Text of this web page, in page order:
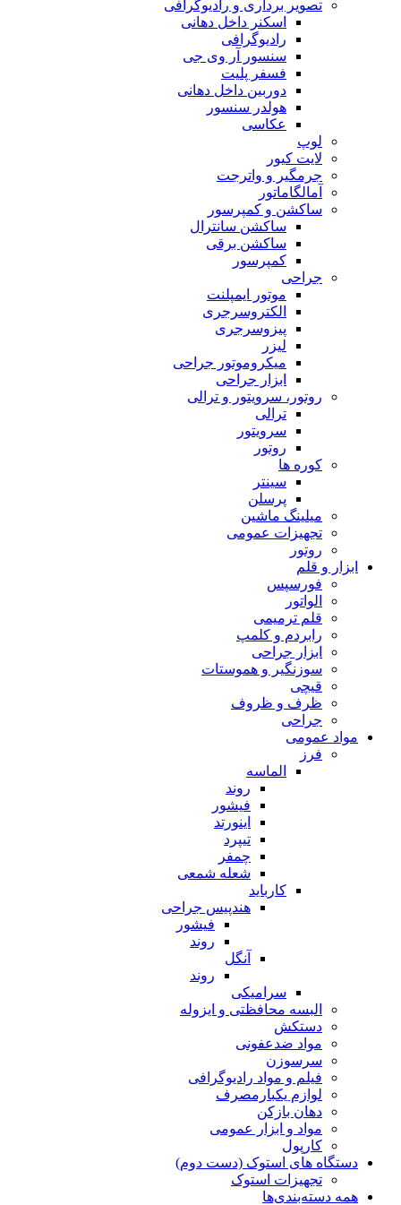
تصویر برداری و رادیوگرافی
اسکنر داخل دهانی
رادیوگرافی
سنسور آر وی جی
فسفر پلیت
دوربین داخل دهانی
هولدر سنسور
عکاسی
لوپ
لایت کیور
جرمگیر و واترجت
آمالگاماتور
ساکشن و کمپرسور
ساکشن سانترال
ساکشن برقی
کمپرسور
جراحی
موتور ایمپلنت
الکتروسرجری
پیزوسرجری
لیزر
میکروموتور جراحی
ابزار جراحی
روتور، سرویتور و ترالی
ترالی
سرویتور
روتور
کوره ها
سینتر
پرسلن
میلینگ ماشین
تجهیزات عمومی
روتور
ابزار و قلم
فورسپس
الواتور
قلم ترمیمی
رابردم و کلمپ
ابزار جراحی
سوزنگیر و هموستات
قیچی
ظرف و ظروف
جراحی
مواد عمومی
فرز
الماسه
روند
فیشور
اینورتد
تیپرد
چمفر
شعله شمعی
کارباید
هندپیس جراحی
فیشور
روند
آنگل
روند
سرامیکی
البسه محافظتی و ایزوله
دستکش
مواد ضدعفونی
سرسوزن
فیلم و مواد رادیوگرافی
لوازم یکبارمصرف
دهان بازکن
مواد و ابزار عمومی
کارپول
دستگاه های استوک (دست دوم)
تجهیزات استوک
همه دسته‌بندی‌ها